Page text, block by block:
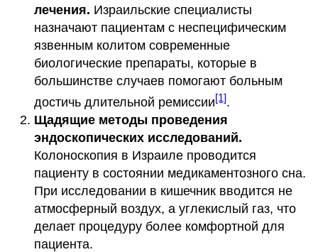
лечения. Израильские специалисты
назначают пациентам с неспецифическим
язвенным колитом современные
биологические препараты, которые в
большинстве случаев помогают больным
достичь длительной ремиссии[1].
Щадящие методы проведения
эндоскопических исследований.
Колоноскопия в Израиле проводится
пациенту в состоянии медикаментозного сна.
При исследовании в кишечник вводится не
атмосферный воздух, а углекислый газ, что
делает процедуру более комфортной для
пациента.